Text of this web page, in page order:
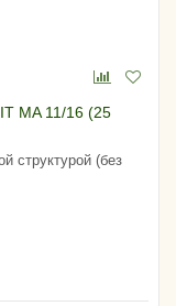
MA 11/16 (25
структурой (без